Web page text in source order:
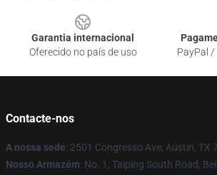
Garantia internacional
Oferecido no país de uso
PayPal
Contacte-nos
A nossa sede: 2501 Congresso Ave, Austin, TX
Nosso Armazém: No. 1, Taiping South Road,